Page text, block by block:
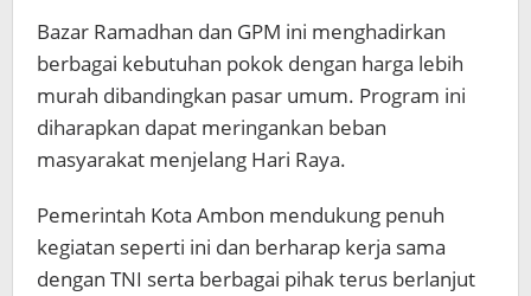
Bazar Ramadhan dan GPM ini menghadirkan
berbagai kebutuhan pokok dengan harga lebih
murah dibandingkan pasar umum. Program ini
diharapkan dapat meringankan beban
masyarakat menjelang Hari Raya.
Pemerintah Kota Ambon mendukung penuh
kegiatan seperti ini dan berharap kerja sama
dengan TNI serta berbagai pihak terus berlanjut